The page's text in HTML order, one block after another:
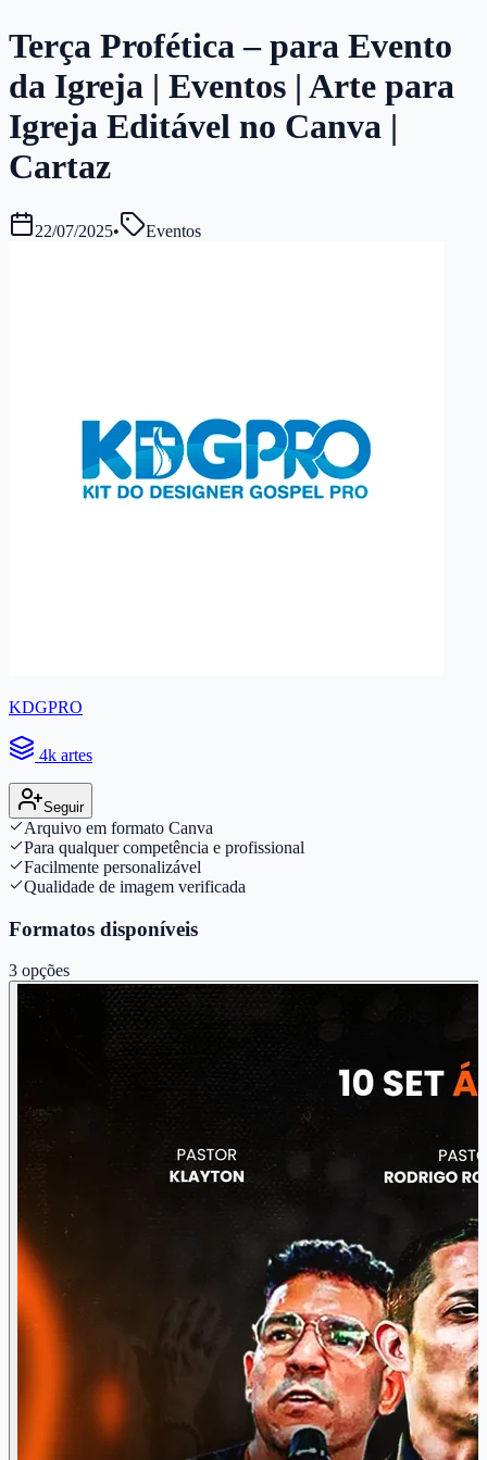
Terça Profética – para Evento
da Igreja | Eventos | Arte para
Igreja Editável no Canva |
Cartaz
22/07/2025• Eventos
KDGPRO
4k artes
Seguir
Arquivo em formato Canva
Para qualquer competência e profissional
Facilmente personalizável
Qualidade de imagem verificada
Formatos disponíveis
3 opções